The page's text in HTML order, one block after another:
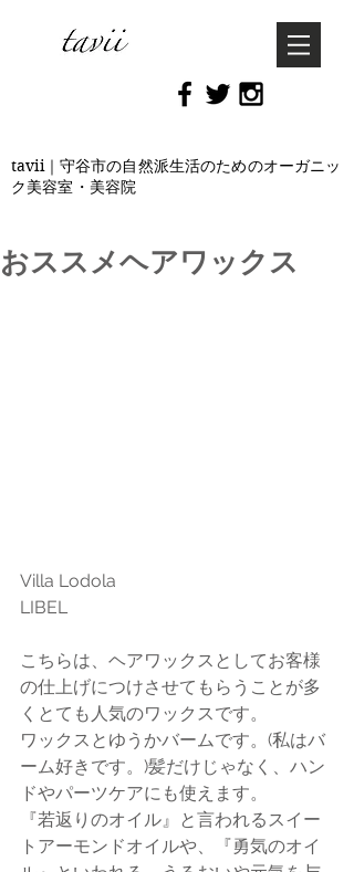
tavii｜守谷市の自然派生活のためのオーガニッ
ク美容室・美容院
おススメヘアワックス
Villa Lodola
LIBEL
こちらは、ヘアワックスとしてお客様
の仕上げにつけさせてもらうことが多
くとても人気のワックスです。
ワックスとゆうかバームです。(私はバ
ーム好きです。)髪だけじゃなく、ハン
ドやパーツケアにも使えます。
『若返りのオイル』と言われるスイー
トアーモンドオイルや、『勇気のオイ